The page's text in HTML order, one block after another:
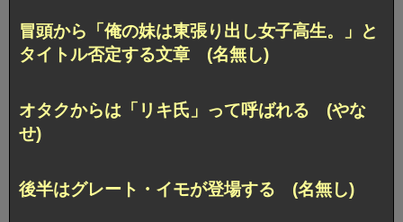
冒頭から「俺の妹は東張り出し女子高生。」と
タイトル否定する文章 (名無し)
オタクからは「リキ氏」って呼ばれる (やな
せ)
後半はグレート・イモが登場する (名無し)